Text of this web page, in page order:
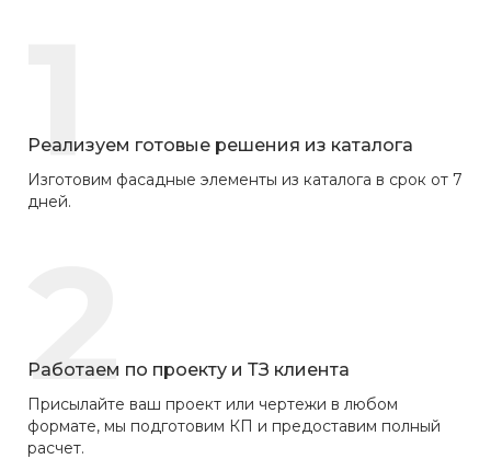
1
Реализуем готовые решения из каталога
Изготовим фасадные элементы из каталога в срок от 7
дней.
2
Работаем по проекту и ТЗ клиента
Присылайте ваш проект или чертежи в любом
формате, мы подготовим КП и предоставим полный
расчет.